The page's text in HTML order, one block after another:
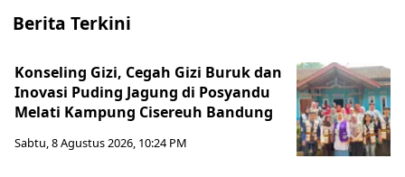
Berita Terkini
Konseling Gizi, Cegah Gizi Buruk dan
Inovasi Puding Jagung di Posyandu
Melati Kampung Cisereuh Bandung
Sabtu, 8 Agustus 2026, 10:24 PM